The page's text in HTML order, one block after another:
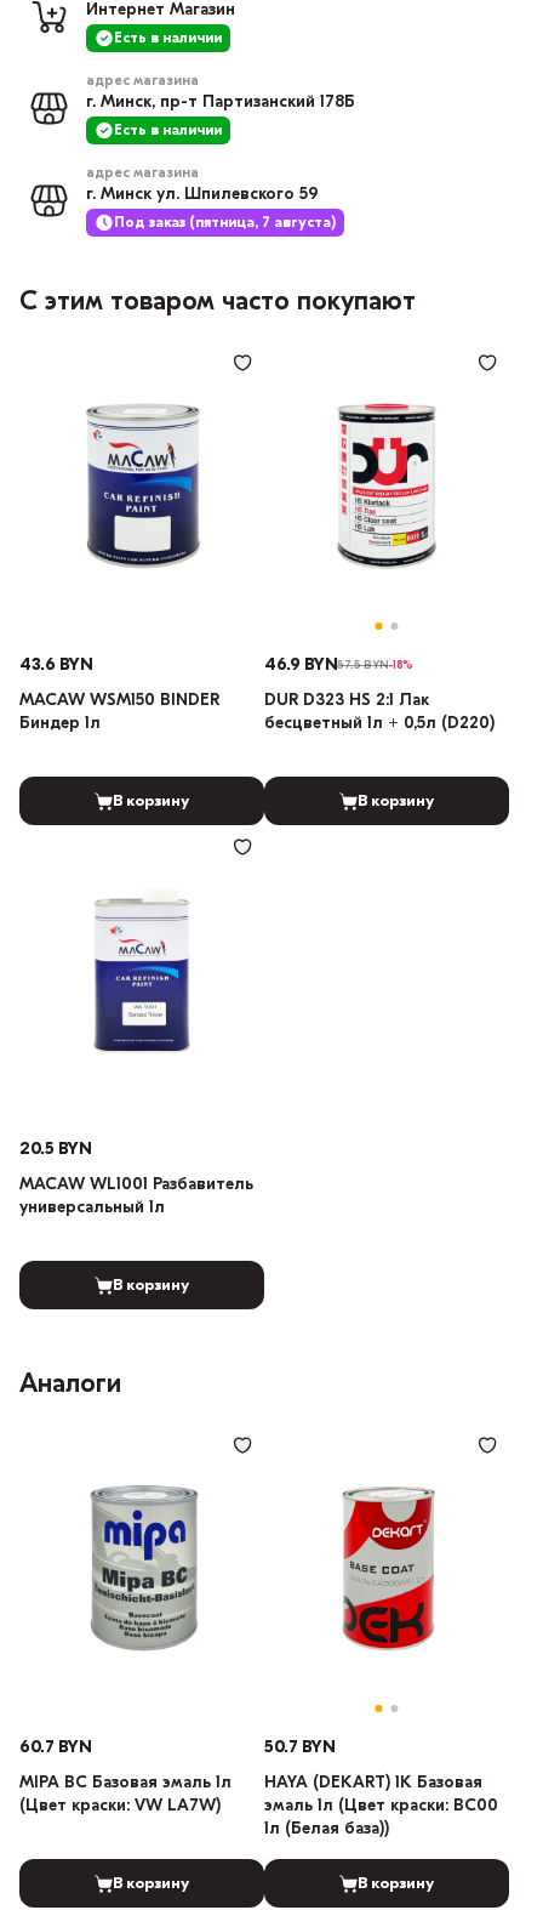
Интернет Магазин
Есть в наличии
адрес магазина
г. Минск, пр-т Партизанский 178Б
Есть в наличии
адрес магазина
г. Минск ул. Шпилевского 59
Под заказ (пятница, 7 августа)
С этим товаром часто покупают
43.6 BYN
MACAW WSM150 BINDER
Биндер 1л
В корзину
46.9 BYN57.5 BYN-18%
DUR D323 HS 2:1 Лак
бесцветный 1л + 0,5л (D220)
В корзину
20.5 BYN
MACAW WL1001 Разбавитель
универсальный 1л
В корзину
Аналоги
60.7 BYN
MIPA BC Базовая эмаль 1л
(Цвет краски: VW LA7W)
В корзину
50.7 BYN
HAYA (DEKART) 1К Базовая
эмаль 1л (Цвет краски: BC00
1л (Белая база))
В корзину